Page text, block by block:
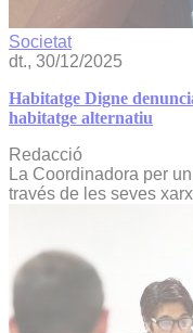
Societat
dt., 30/12/2025
Habitatge Digne
habitatge alternatiu
Redacció
La Coordinadora per
través de les seves